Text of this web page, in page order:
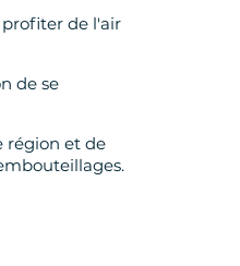
profiter de l'air
de se
région et de